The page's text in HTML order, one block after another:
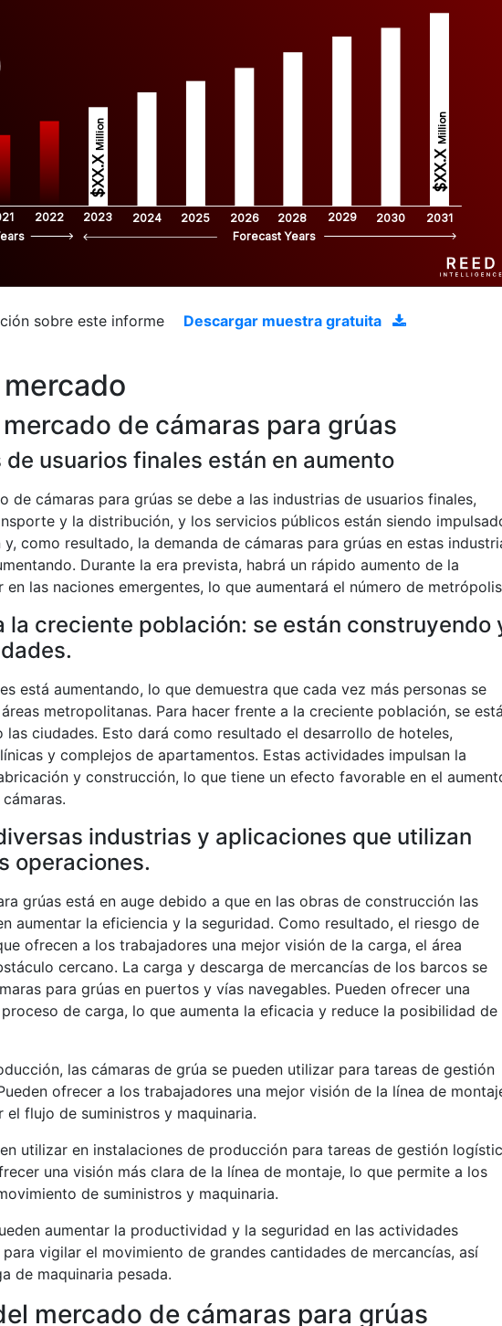
2022 2023 2024 2025 2026 2028 2029 2030 2031
$XX.X
Million
$XX.X
Million
Forecast Years
sobre este informe Descargar muestra gratuita
de cámaras para grúas
usuarios finales están en aumento
de cámaras para grúas se debe a las industrias de usuarios finales,
y la distribución, y los servicios públicos están siendo
como resultado, la demanda de cámaras para grúas en estas
Durante la era prevista, habrá un rápido aumento de la
las naciones emergentes, lo que aumentará el número de
la creciente población: se están construyendo
está aumentando, lo que demuestra que cada vez más personas se
metropolitanas. Para hacer frente a la creciente población, se
ciudades. Esto dará como resultado el desarrollo de hoteles,
y complejos de apartamentos. Estas actividades impulsan la
y construcción, lo que tiene un efecto favorable en el
industrias y aplicaciones que utilizan
operaciones.
grúas está en auge debido a que en las obras de construcción las
aumentar la eficiencia y la seguridad. Como resultado, el riesgo de
ofrecen a los trabajadores una mejor visión de la carga, el área
cercano. La carga y descarga de mercancías de los barcos se
para grúas en puertos y vías navegables. Pueden ofrecer una
de carga, lo que aumenta la eficacia y reduce la posibilidad de
las cámaras de grúa se pueden utilizar para tareas de gestión
ofrecer a los trabajadores una mejor visión de la línea de
el flujo de suministros y maquinaria.
utilizar en instalaciones de producción para tareas de gestión
una visión más clara de la línea de montaje, lo que permite a los
de suministros y maquinaria.
aumentar la productividad y la seguridad en las actividades
vigilar el movimiento de grandes cantidades de mercancías, así
de maquinaria pesada.
mercado de cámaras para grúas